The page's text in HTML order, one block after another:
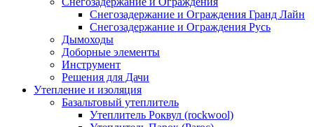
Снегозадержание и Ограждения Гранд Лайн
Снегозадержание и Ограждения Русь
Дымоходы
Доборные элементы
Инструмент
Решения для Дачи
Утепление и изоляция
Базальтовый утеплитель
Утеплитель Роквул (rockwool)